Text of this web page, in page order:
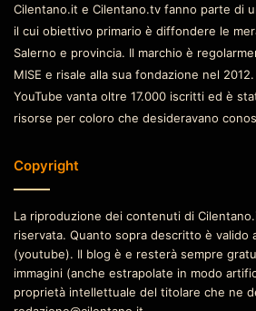
Cilentano.it e Cilentano.tv fanno parte di
il cui obiettivo primario è diffondere le
Salerno e provincia. Il marchio è
MISE e risale alla sua fondazione nel
YouTube vanta oltre 17.000 iscritti ed è
risorse per coloro che desideravano
Copyright
La riproduzione dei contenuti di
riservata. Quanto sopra descritto è valido
(youtube). Il blog è e resterà sempre
immagini (anche estrapolate in modo
proprietà intellettuale del titolare che ne